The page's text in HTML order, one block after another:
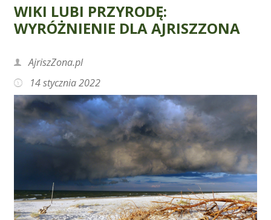
WIKI LUBI PRZYRODĘ:
WYRÓŻNIENIE DLA AJRISZZONA
AjriszZona.pl
14 stycznia 2022